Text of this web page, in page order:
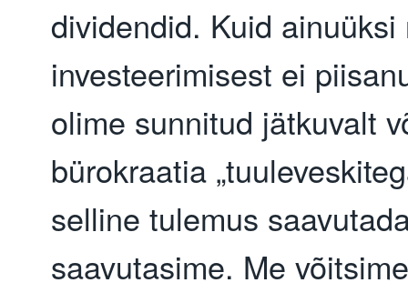
dividendid. Kuid ainuüksi
investeerimisest ei
olime sunnitud jätkuvalt
bürokraatia
selline tulemus
saavutasime. Me